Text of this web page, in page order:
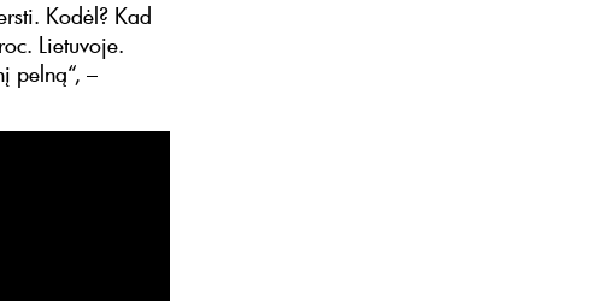
Kodėl? Kad
Lietuvoje.
pelną“, –